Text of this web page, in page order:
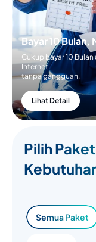
Bayar 10 Bulan,
Cukup bayar 10
Internet
tanpa gangguan.
Lihat Detail
Pilih
Semua Paket